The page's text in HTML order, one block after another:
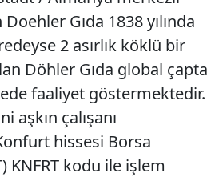
Gıda 1838 yılında
2 asırlık köklü bir
Döhler Gıda global çapta
faaliyet göstermektedir.
aşkın çalışanı
hissesi Borsa
KNFRT kodu ile işlem